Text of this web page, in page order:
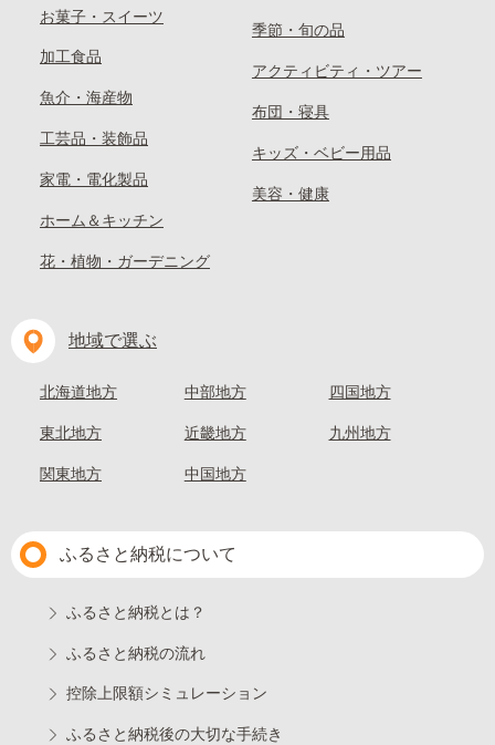
お菓子・スイーツ
加工食品
魚介・海産物
工芸品・装飾品
家電・電化製品
ホーム＆キッチン
花・植物・ガーデニング
季節・旬の品
アクティビティ・ツアー
布団・寝具
キッズ・ベビー用品
美容・健康
地域で選ぶ
北海道地方
東北地方
関東地方
中部地方
近畿地方
中国地方
四国地方
九州地方
ふるさと納税について
ふるさと納税とは？
ふるさと納税の流れ
控除上限額シミュレーション
ふるさと納税後の大切な手続き